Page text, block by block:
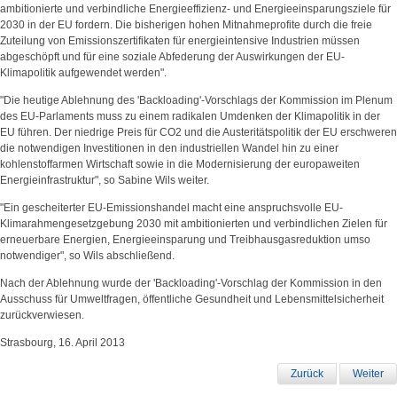
ambitionierte und verbindliche Energieeffizienz- und Energieeinsparungsziele für
2030 in der EU fordern. Die bisherigen hohen Mitnahmeprofite durch die freie
Zuteilung von Emissionszertifikaten für energieintensive Industrien müssen
abgeschöpft und für eine soziale Abfederung der Auswirkungen der EU-
Klimapolitik aufgewendet werden".
"Die heutige Ablehnung des 'Backloading'-Vorschlags der Kommission im Plenum
des EU-Parlaments muss zu einem radikalen Umdenken der Klimapolitik in der
EU führen. Der niedrige Preis für CO2 und die Austeritätspolitik der EU erschweren
die notwendigen Investitionen in den industriellen Wandel hin zu einer
kohlenstoffarmen Wirtschaft sowie in die Modernisierung der europaweiten
Energieinfrastruktur", so Sabine Wils weiter.
"Ein gescheiterter EU-Emissionshandel macht eine anspruchsvolle EU-
Klimarahmengesetzgebung 2030 mit ambitionierten und verbindlichen Zielen für
erneuerbare Energien, Energieeinsparung und Treibhausgasreduktion umso
notwendiger", so Wils abschließend.
Nach der Ablehnung wurde der 'Backloading'-Vorschlag der Kommission in den
Ausschuss für Umweltfragen, öffentliche Gesundheit und Lebensmittelsicherheit
zurückverwiesen.
Strasbourg, 16. April 2013
Zurück Weiter